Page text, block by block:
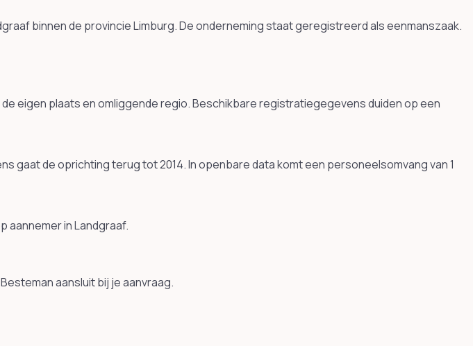
binnen de provincie Limburg. De onderneming staat geregistreerd als eenmanszaak.
eigen plaats en omliggende regio. Beschikbare registratiegegevens duiden op een
gaat de oprichting terug tot 2014. In openbare data komt een personeelsomvang van 1
aannemer in Landgraaf.
aansluit bij je aanvraag.